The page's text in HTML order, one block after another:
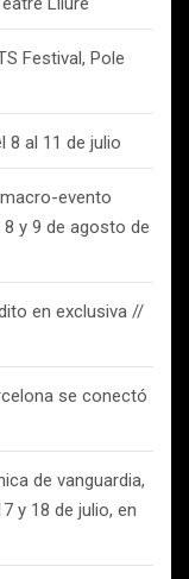
Festival, Pole
8 al 11 de julio
evento
y 9 de agosto de
en exclusiva //
se conectó
de vanguardia,
y 18 de julio, en